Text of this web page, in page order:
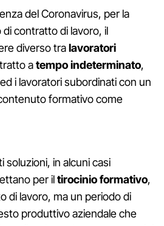
del Coronavirus, per la
contratto di lavoro, il
diverso tralavoratori
atempo indeterminato,
ed i lavoratori subordinati con un
formativo come
soluzioni, in alcuni casi
per iltirocinio formativo,
di lavoro, ma un periodo di
produttivo aziendale che